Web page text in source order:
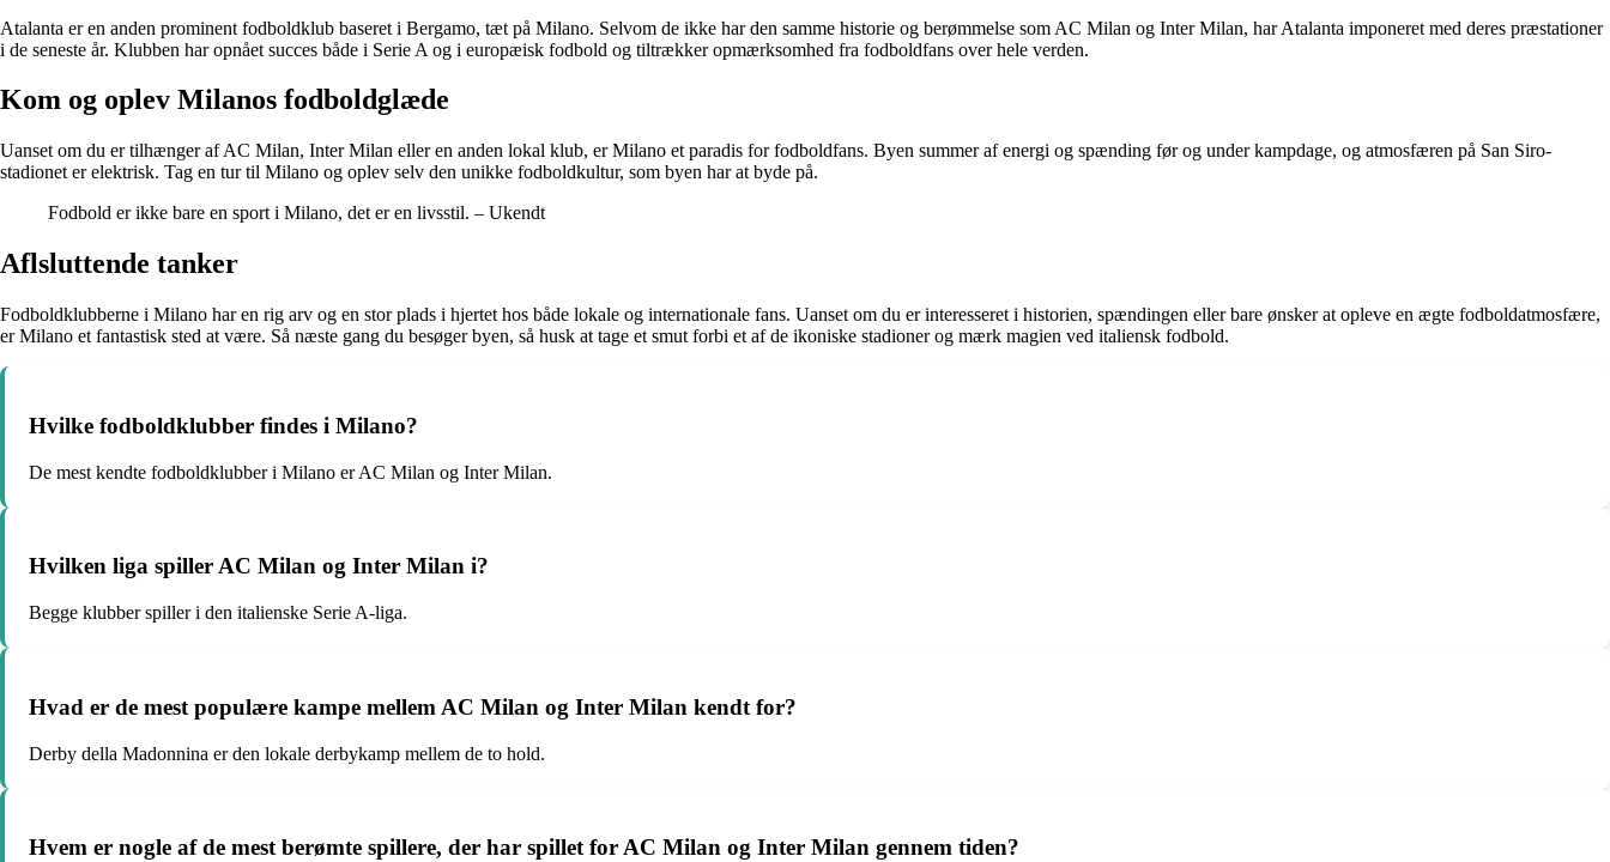
Atalanta er en anden prominent fodboldklub baseret i Bergamo, tæt på Milano. Selvom de ikke har den samme historie og berømmelse som AC Milan og Inter Milan, har Atalanta imponeret med deres præstationer
i de seneste år. Klubben har opnået succes både i Serie A og i europæisk fodbold og tiltrækker opmærksomhed fra fodboldfans over hele verden.
Kom og oplev Milanos fodboldglæde
Uanset om du er tilhænger af AC Milan, Inter Milan eller en anden lokal klub, er Milano et paradis for fodboldfans. Byen summer af energi og spænding før og under kampdage, og atmosfæren på San Siro-
stadionet er elektrisk. Tag en tur til Milano og oplev selv den unikke fodboldkultur, som byen har at byde på.
Fodbold er ikke bare en sport i Milano, det er en livsstil. – Ukendt
Aflsluttende tanker
Fodboldklubberne i Milano har en rig arv og en stor plads i hjertet hos både lokale og internationale fans. Uanset om du er interesseret i historien, spændingen eller bare ønsker at opleve en ægte fodboldatmosfære,
er Milano et fantastisk sted at være. Så næste gang du besøger byen, så husk at tage et smut forbi et af de ikoniske stadioner og mærk magien ved italiensk fodbold.
Hvilke fodboldklubber findes i Milano?
De mest kendte fodboldklubber i Milano er AC Milan og Inter Milan.
Hvilken liga spiller AC Milan og Inter Milan i?
Begge klubber spiller i den italienske Serie A-liga.
Hvad er de mest populære kampe mellem AC Milan og Inter Milan kendt for?
Derby della Madonnina er den lokale derbykamp mellem de to hold.
Hvem er nogle af de mest berømte spillere, der har spillet for AC Milan og Inter Milan gennem tiden?